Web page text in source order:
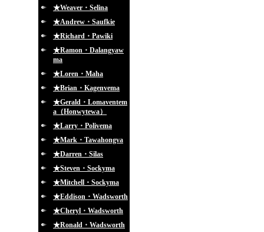
★Weaver・Selina
★Andrew・Saufkie
★Richard・Pawiki
★Ramon・Dalangyaw
ma
★Loren・Maha
★Brian・Kagenvema
★Gerald・Lomaventem
a（Honwytewa）
★Larry・Polivema
★Mark・Tawahongva
★Darren・Silas
★Steven・Sockyma
★Mitchell・Sockyma
★Eddison・Wadsworth
★Cheryl・Wadsworth
★Ronald・Wadsworth